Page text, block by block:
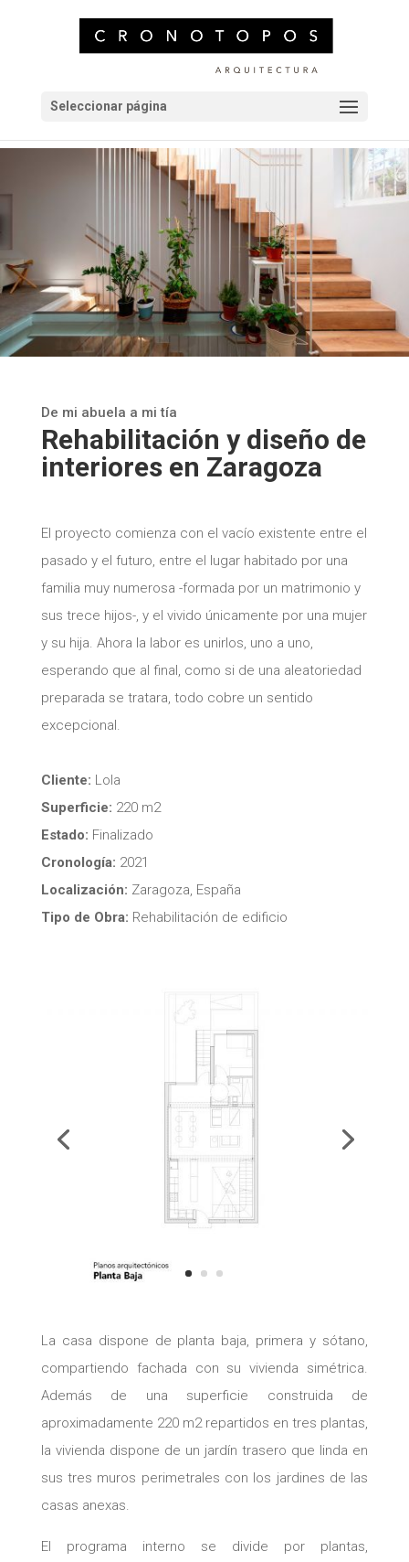
Seleccionar página
De mi abuela a mi tía
Rehabilitación y diseño de
interiores en Zaragoza
El proyecto comienza con el vacío existente entre el
pasado y el futuro, entre el lugar habitado por una
familia muy numerosa -formada por un matrimonio y
sus trece hijos-, y el vivido únicamente por una mujer
y su hija. Ahora la labor es unirlos, uno a uno,
esperando que al final, como si de una aleatoriedad
preparada se tratara, todo cobre un sentido
excepcional.
Cliente: Lola
Superficie: 220 m2
Estado: Finalizado
Cronología: 2021
Localización: Zaragoza, España
Tipo de Obra: Rehabilitación de edificio
La casa dispone de planta baja, primera y sótano,
compartiendo fachada con su vivienda simétrica.
Además de una superficie construida de
aproximadamente 220 m2 repartidos en tres plantas,
la vivienda dispone de un jardín trasero que linda en
sus tres muros perimetrales con los jardines de las
casas anexas.
El programa interno se divide por plantas,